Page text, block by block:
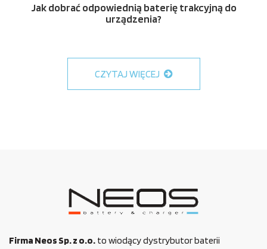
Jak dobrać odpowiednią baterię trakcyjną do
urządzenia?
CZYTAJ WIĘCEJ
Firma Neos Sp. z o.o. to wiodący dystrybutor baterii